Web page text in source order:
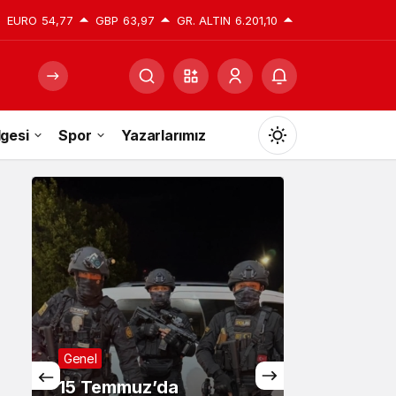
EURO 54,77 GBP 63,97 GR. ALTIN 6.201,10
Spor Yazarlarımız
Mod
değiştir
Gündüz Modu
Gündüz modunu seçin.
Gece Modu
Gece modunu seçin.